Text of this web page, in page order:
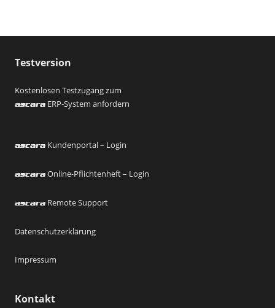
Testversion
Kostenlosen Testzugang zum
ascara ERP-System anfordern
ascara Kundenportal – Login
ascara Online-Pflichtenheft – Login
ascara Remote Support
Datenschutzerklärung
Impressum
Kontakt